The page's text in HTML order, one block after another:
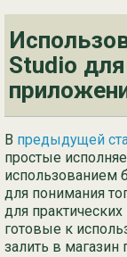
Studio
В предыдущей
простые
использованием
для понимания
для
готовые к
залить в магазин